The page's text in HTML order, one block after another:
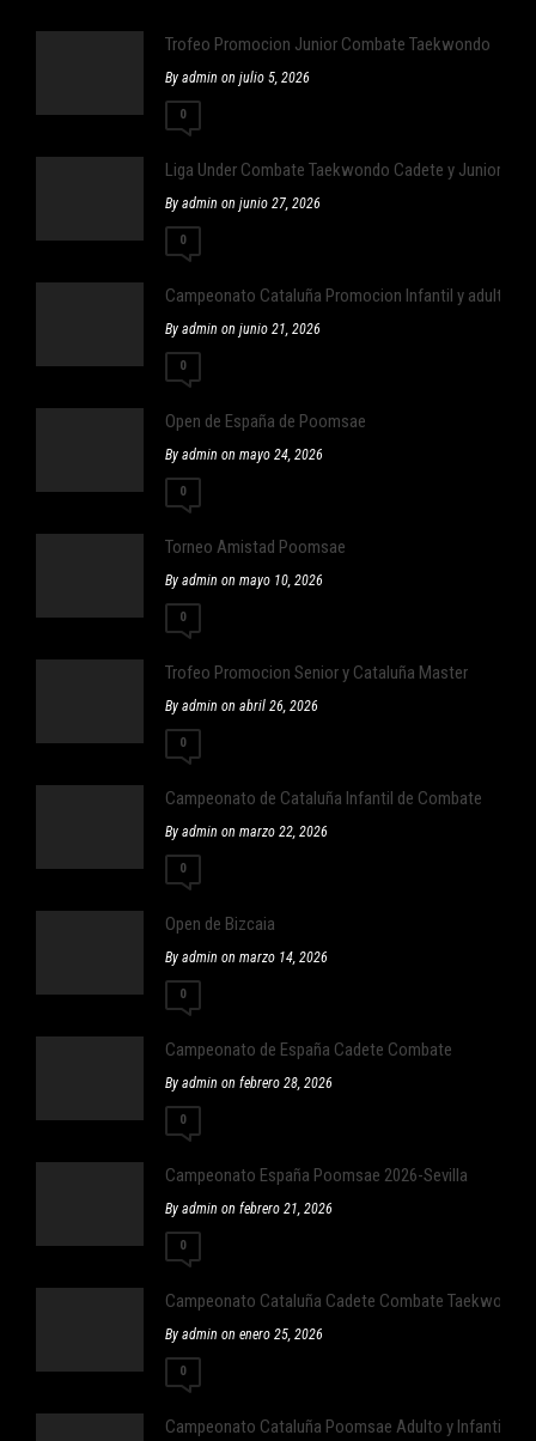
Trofeo Promocion Junior Combate Taekwondo
By admin on julio 5, 2026
0
Liga Under Combate Taekwondo Cadete y Junior
By admin on junio 27, 2026
0
Campeonato Cataluña Promocion Infantil y adulto
By admin on junio 21, 2026
0
Open de España de Poomsae
By admin on mayo 24, 2026
0
Torneo Amistad Poomsae
By admin on mayo 10, 2026
0
Trofeo Promocion Senior y Cataluña Master
By admin on abril 26, 2026
0
Campeonato de Cataluña Infantil de Combate
By admin on marzo 22, 2026
0
Open de Bizcaia
By admin on marzo 14, 2026
0
Campeonato de España Cadete Combate
By admin on febrero 28, 2026
0
Campeonato España Poomsae 2026-Sevilla
By admin on febrero 21, 2026
0
Campeonato Cataluña Cadete Combate Taekwondo
By admin on enero 25, 2026
0
Campeonato Cataluña Poomsae Adulto y Infantil